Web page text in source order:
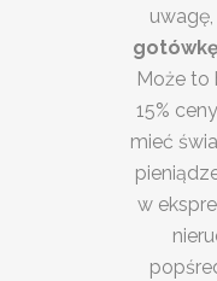
uwagę,
Może to
15%
mieć
w